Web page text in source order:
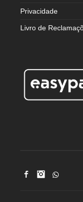
Privacidade
Livro de
FacebookInstagram